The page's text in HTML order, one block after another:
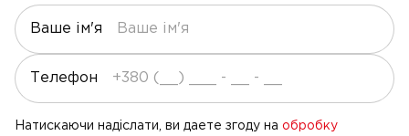
Ваше ім'я
Телефон
Натискаючи надіслати, ви даете згоду на обробку